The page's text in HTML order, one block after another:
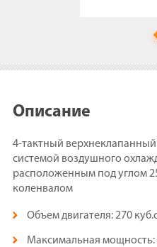
Описание
4-тактный
системой воздушного
расположенным под углом
коленвалом
Объем двигателя: 270
Максимальная мощность: